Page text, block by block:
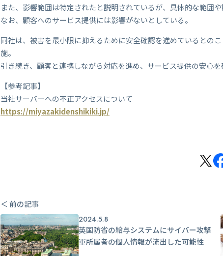
また、影響範囲は特定されたと説明されているが、具体的な範囲や
なお、顧客へのサービス提供には影響がないとしている。
同社は、被害を最小限に抑えるために安全確認を進めているとの
施。
引き続き、顧客と連携しながら対応を進め、サービス提供の安心を
【参考記事】
当社サーバーへの不正アクセスについて
https://miyazakidenshikiki.jp/
＜ 前の記事
2024.5.8
英国防省の給与システムにサイバー攻撃
軍所属者の個人情報が流出した可能性